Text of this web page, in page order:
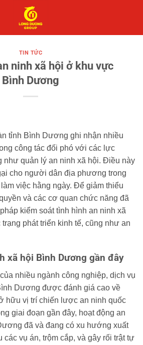
TIN TỨC
ninh xã hội ở khu vực
Bình Dương
tỉnh Bình Dương ghi nhận nhiều
công tác đối phó với các lực
như quản lý an ninh xã hội. Điều này
cho người dân địa phương trong
việc hằng ngày. Để giảm thiểu
và các cơ quan chức năng đã
kiểm soát tình hình an ninh xã
phát triển kinh tế, cũng như an
xã hội Bình Dương gần đây
nhiều ngành công nghiệp, dịch vụ
Dương được đánh giá cao về
hữu vị trí chiến lược an ninh quốc
giai đoạn gần đây, hoạt động an
đã và đang có xu hướng xuất
các vụ án, trộm cắp, và gây rối trật tự